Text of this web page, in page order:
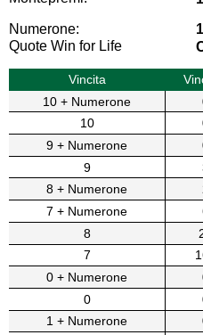
Numerone:
Quote Win for Life
Vincita
10 + Numerone
10
9 + Numerone
9
8 + Numerone
7 + Numerone
8
7
0 + Numerone
0
1 + Numerone